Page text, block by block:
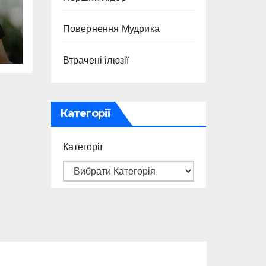
Повернення Мудрика
Втрачені ілюзії
Категорії
Категорії